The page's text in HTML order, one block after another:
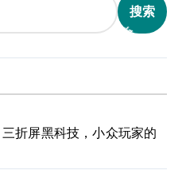
搜索
折屏黑科技，小众玩家的